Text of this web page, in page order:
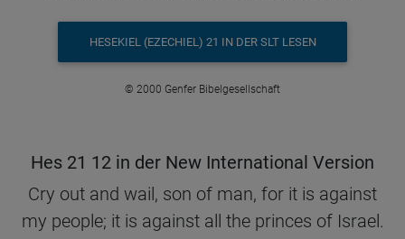
HESEKIEL (EZECHIEL) 21 IN DER SLT LESEN
© 2000 Genfer Bibelgesellschaft
Hes 21 12 in der New International Version
Cry out and wail, son of man, for it is against
my people; it is against all the princes of Israel.